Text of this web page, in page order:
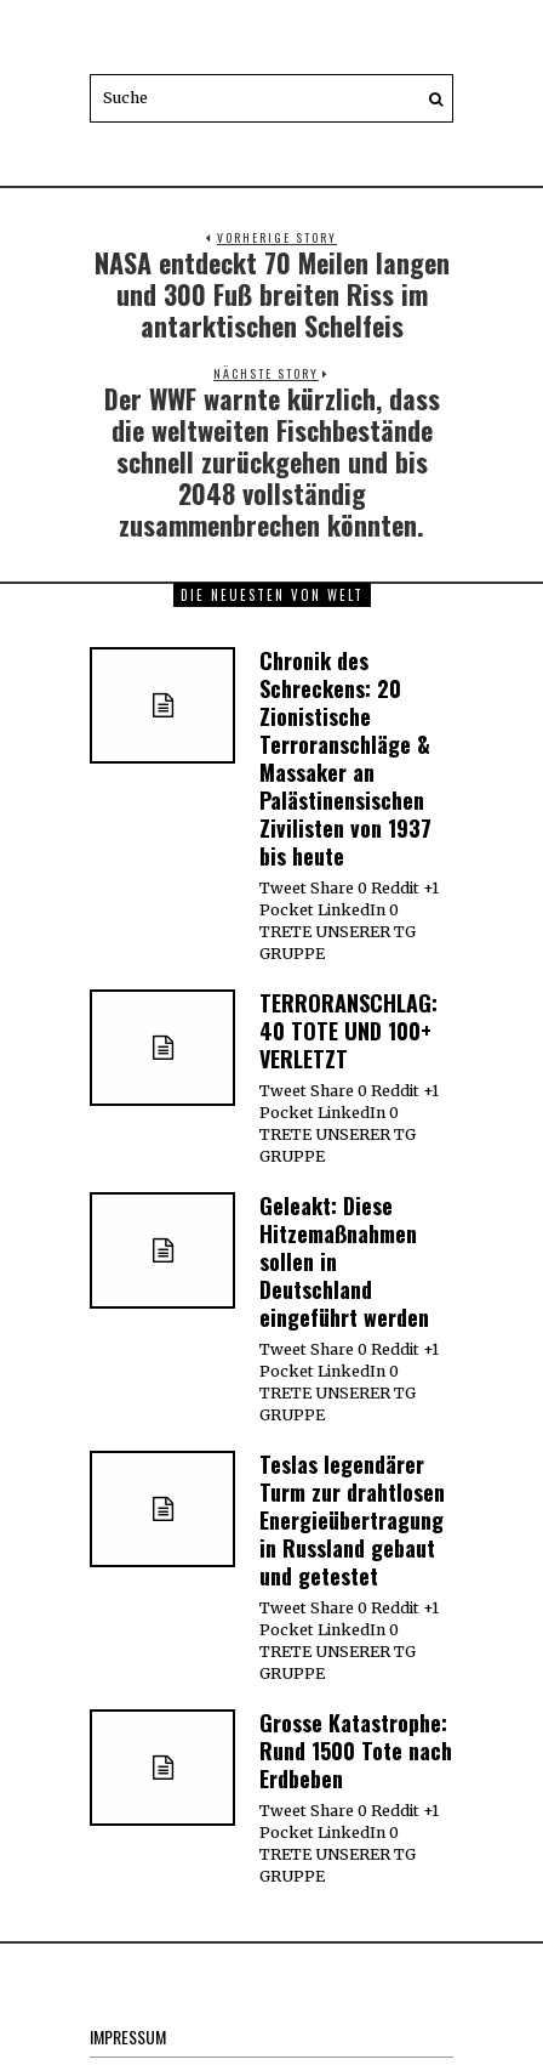
VORHERIGE STORY
Previous
post:
NASA entdeckt 70 Meilen langen
und 300 Fuß breiten Riss im
antarktischen Schelfeis
NÄCHSTE STORY
Next
post:
Der WWF warnte kürzlich, dass
die weltweiten Fischbestände
schnell zurückgehen und bis
2048 vollständig
zusammenbrechen könnten.
DIE NEUESTEN VON WELT
Chronik des
Schreckens: 20
Zionistische
Terroranschläge &
Massaker an
Palästinensischen
Zivilisten von 1937
bis heute
Tweet Share 0 Reddit +1
Pocket LinkedIn 0
TRETE UNSERER TG
GRUPPE
TERRORANSCHLAG:
40 TOTE UND 100+
VERLETZT
Tweet Share 0 Reddit +1
Pocket LinkedIn 0
TRETE UNSERER TG
GRUPPE
Geleakt: Diese
Hitzemaßnahmen
sollen in
Deutschland
eingeführt werden
Tweet Share 0 Reddit +1
Pocket LinkedIn 0
TRETE UNSERER TG
GRUPPE
Teslas legendärer
Turm zur drahtlosen
Energieübertragung
in Russland gebaut
und getestet
Tweet Share 0 Reddit +1
Pocket LinkedIn 0
TRETE UNSERER TG
GRUPPE
Grosse Katastrophe:
Rund 1500 Tote nach
Erdbeben
Tweet Share 0 Reddit +1
Pocket LinkedIn 0
TRETE UNSERER TG
GRUPPE
IMPRESSUM